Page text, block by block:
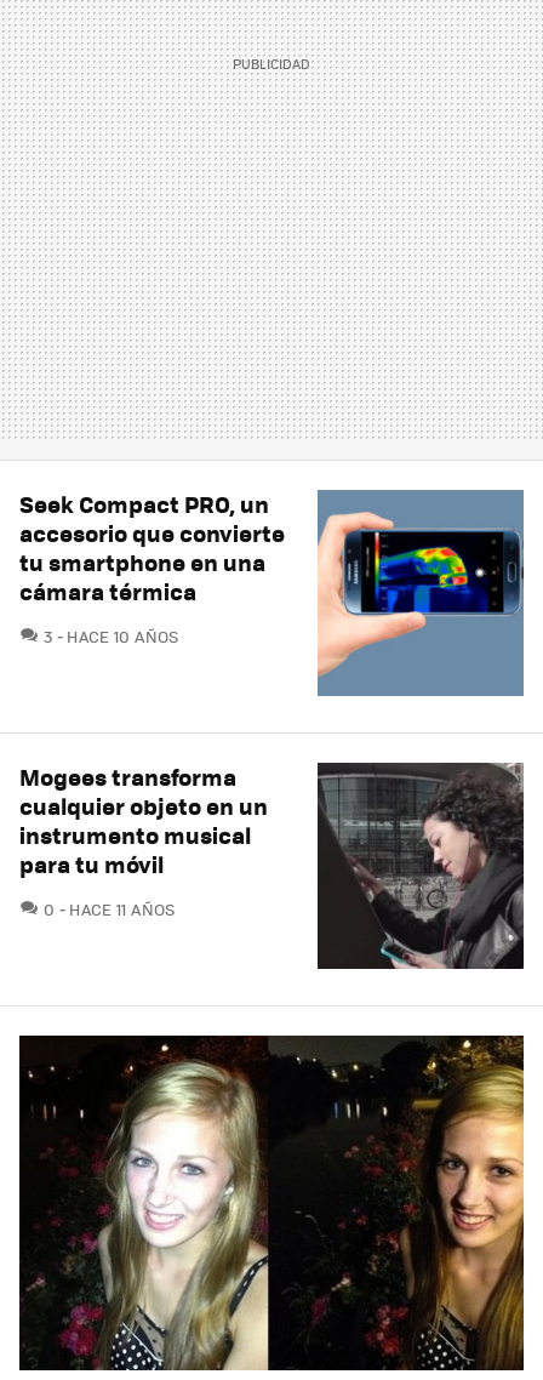
Seek Compact PRO, un
accesorio que convierte
tu smartphone en una
cámara térmica
3 COMENTARIOS
HACE 10 AÑOS
Mogees transforma
cualquier objeto en un
instrumento musical
para tu móvil
0 COMENTARIOS
HACE 11 AÑOS